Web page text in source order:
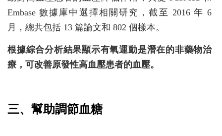
Embase 數據庫中選擇相關研究，截至 2016 年 6
月，總共包括 13 篇論文和 802 個樣本。
根據綜合分析結果顯示有氧運動是潛在的非藥物治
療，可改善原發性高血壓患者的血壓。
三、幫助調節血糖